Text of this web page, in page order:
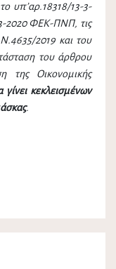
υπ’αρ.18318/13-3-
2020 ΦΕΚ-ΠΝΠ, τις
2019 και του
του άρθρου
της Οικονομικής
γίνει κεκλεισμένων
.